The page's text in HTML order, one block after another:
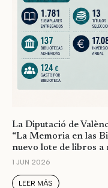
La Diputació de
“La Memoria en las
nuevo lote de libros
1 JUN 2026
LEER MÁS